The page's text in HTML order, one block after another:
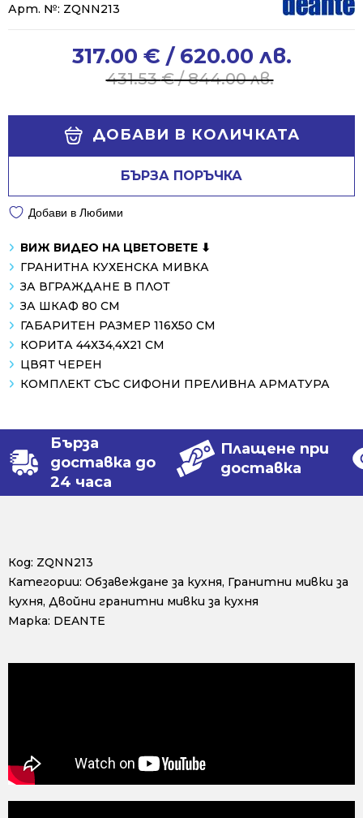
Арт. №: ZQNN213
431.53€/ 844.00 лв.
431.53 €
317.00 € / 620.00 лв.
317.00 €
ДОБАВИ В КОЛИЧКАТА
БЪРЗА ПОРЪЧКА
Добави в Любими
ВИЖ ВИДЕО НА ЦВЕТОВЕТЕ ⬇
ГРАНИТНА КУХЕНСКА МИВКА
ЗА ВГРАЖДАНЕ В ПЛОТ
ЗА ШКАФ 80 СМ
ГАБАРИТЕН РАЗМЕР 116Х50 СМ
КОРИТА 44Х34,4Х21 СМ
ЦВЯТ ЧЕРЕН
КОМПЛЕКТ СЪС СИФОНИ ПРЕЛИВНА АРМАТУРА
Бърза
доставка до
24 часа
Плащене при
доставка
Код: ZQNN213
Категории: Обзавеждане за кухня, Гранитни мивки за
кухня, Двойни гранитни мивки за кухня
Марка: DEANTE